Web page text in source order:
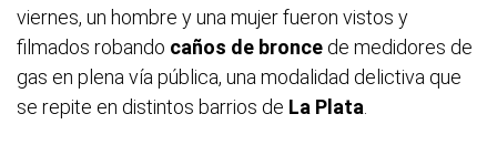
viernes, un hombre y una mujer fueron vistos y
filmados robando caños de bronce de medidores de
gas en plena vía pública, una modalidad delictiva que
se repite en distintos barrios de La Plata